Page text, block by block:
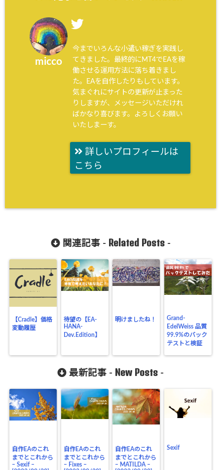
micco
今までいろんな小遣い稼ぎを実践し
てきました。最終的にMT4でEAを稼
働させる運用方法に落ち着きまし
た。EAを自作したりもしています。
気まぐれにサイトの更新が止まった
りしますが、メッセージいただけれ
ばかなり喜びます。よろしくお願い
いたしまーす。
詳しいプロフィールは
こちら
関連記事 - Related Posts-
【Cradle】価格
変動履歴
待望の【EA-
HANA-
Dev.Edition】
明けましたね！
Grand-
EdelWeiss 品質
99.9%のバック
テストと検証
最新記事 - New Posts -
自作EAのこれ
までとこれから
– Sexif –
自作EAのこれ
までとこれから
– Fixes –
自作EAのこれ
までとこれから
– MATILDA –
Sexif